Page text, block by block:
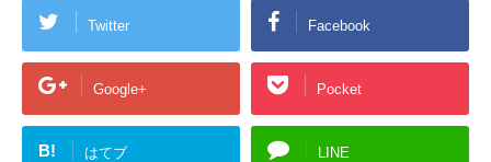
Twitter Facebook
Google+ Pocket
B! はてブ LINE